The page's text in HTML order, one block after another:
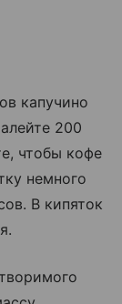
капучино
200
чтобы кофе
немного
В кипяток